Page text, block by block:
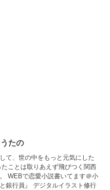
たの
て、世の中をもっと元気にした
ことは取りあえず飛びつく関西
WEBで恋愛小説書いてます＠小
銀行員』 デジタルイラスト修行